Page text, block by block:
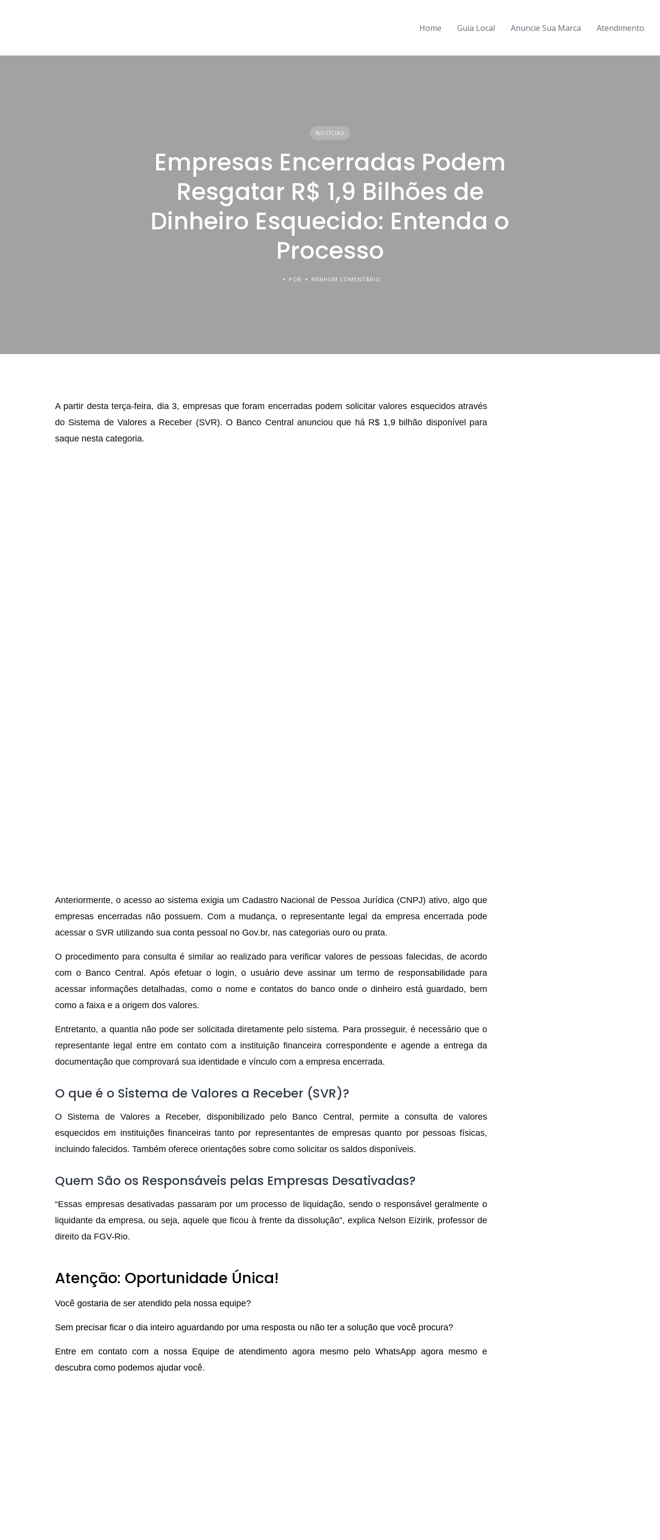
Home Guia Local Anuncie Sua Marca Atendimento
NOTÍCIAS
Empresas Encerradas Podem
Resgatar R$ 1,9 Bilhões de
Dinheiro Esquecido: Entenda o
Processo
POR NENHUM COMENTÁRIO
A partir desta terça-feira, dia 3, empresas que foram encerradas podem solicitar valores esquecidos através
do Sistema de Valores a Receber (SVR). O Banco Central anunciou que há R$ 1,9 bilhão disponível para
saque nesta categoria.
Anteriormente, o acesso ao sistema exigia um Cadastro Nacional de Pessoa Jurídica (CNPJ) ativo, algo que
empresas encerradas não possuem. Com a mudança, o representante legal da empresa encerrada pode
acessar o SVR utilizando sua conta pessoal no Gov.br, nas categorias ouro ou prata.
O procedimento para consulta é similar ao realizado para verificar valores de pessoas falecidas, de acordo
com o Banco Central. Após efetuar o login, o usuário deve assinar um termo de responsabilidade para
acessar informações detalhadas, como o nome e contatos do banco onde o dinheiro está guardado, bem
como a faixa e a origem dos valores.
Entretanto, a quantia não pode ser solicitada diretamente pelo sistema. Para prosseguir, é necessário que o
representante legal entre em contato com a instituição financeira correspondente e agende a entrega da
documentação que comprovará sua identidade e vínculo com a empresa encerrada.
O que é o Sistema de Valores a Receber (SVR)?
O Sistema de Valores a Receber, disponibilizado pelo Banco Central, permite a consulta de valores
esquecidos em instituições financeiras tanto por representantes de empresas quanto por pessoas físicas,
incluindo falecidos. Também oferece orientações sobre como solicitar os saldos disponíveis.
Quem São os Responsáveis pelas Empresas Desativadas?
“Essas empresas desativadas passaram por um processo de liquidação, sendo o responsável geralmente o
liquidante da empresa, ou seja, aquele que ficou à frente da dissolução”, explica Nelson Eizirik, professor de
direito da FGV-Rio.
Atenção: Oportunidade Única!
Você gostaria de ser atendido pela nossa equipe?
Sem precisar ficar o dia inteiro aguardando por uma resposta ou não ter a solução que você procura?
Entre em contato com a nossa Equipe de atendimento agora mesmo pelo WhatsApp agora mesmo e
descubra como podemos ajudar você.